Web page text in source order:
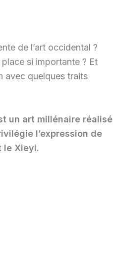
de l’art occidental ?
si importante ? Et
avec quelques traits
un art millénaire réalisé
l’expression de
le Xieyi.